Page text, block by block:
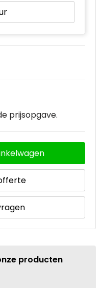
prijsopgave.
producten